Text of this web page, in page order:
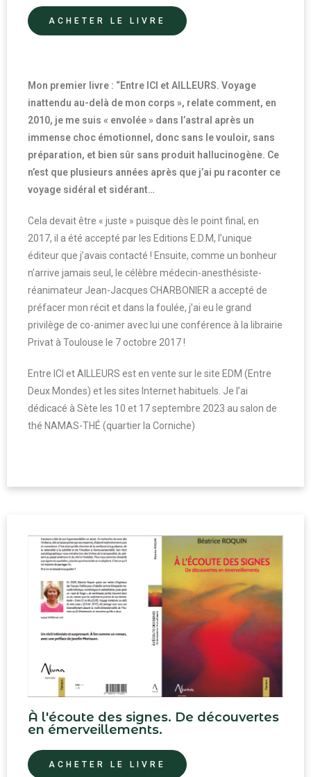
ACHETER LE LIVRE
Mon premier livre : “Entre ICI et AILLEURS. Voyage
inattendu au-delà de mon corps », relate comment, en
2010, je me suis « envolée » dans l’astral après un
immense choc émotionnel, donc sans le vouloir, sans
préparation, et bien sûr sans produit hallucinogène. Ce
n’est que plusieurs années après que j’ai pu raconter ce
voyage sidéral et sidérant…
Cela devait être « juste » puisque dès le point final, en
2017, il a été accepté par les Editions E.D.M, l’unique
éditeur que j’avais contacté ! Ensuite, comme un bonheur
n’arrive jamais seul, le célèbre médecin-anesthésiste-
réanimateur Jean-Jacques CHARBONIER a accepté de
préfacer mon récit et dans la foulée, j’ai eu le grand
privilège de co-animer avec lui une conférence à la librairie
Privat à Toulouse le 7 octobre 2017 !
Entre ICI et AILLEURS est en vente sur le site EDM (Entre
Deux Mondes) et les sites Internet habituels. Je l’ai
dédicacé à Sète les 10 et 17 septembre 2023 au salon de
thé NAMAS-THÉ (quartier la Corniche)
À l'écoute des signes. De découvertes
en émerveillements.
ACHETER LE LIVRE